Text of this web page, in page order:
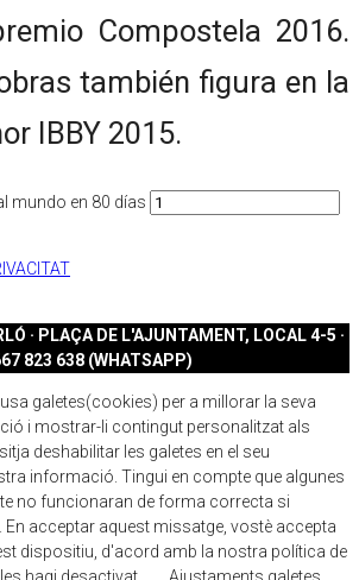
Compostela 2016.
también figura en la
IBBY 2015.
mundo en 80 días
· PLAÇA DE L'AJUNTAMENT, LOCAL 4-5 ·
823 638 (WHATSAPP)
galetes(cookies) per a millorar la seva
i mostrar-li contingut personalitzat als
deshabilitar les galetes en el seu
informació. Tingui en compte que algunes
no funcionaran de forma correcta si
En acceptar aquest missatge, vostè accepta
dispositiu, d'acord amb la nostra política de